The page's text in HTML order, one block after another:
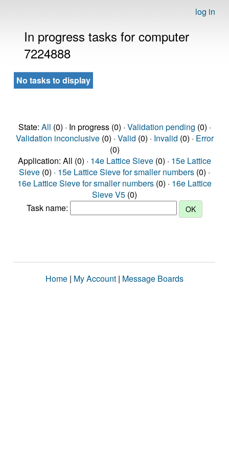
log in
In progress tasks for computer
7224888
No tasks to display
State: All (0) · In progress (0) · Validation pending (0) ·
Validation inconclusive(0) · Valid (0) · Invalid (0) · Error
(0)
Application: All (0) · 14e Lattice Sieve (0) · 15e Lattice
Sieve (0) · 15e Lattice Sieve for smaller numbers (0) ·
16e Lattice Sieve for smaller numbers (0) · 16e Lattice
Sieve V5 (0)
Task name:
Home | My Account | Message Boards